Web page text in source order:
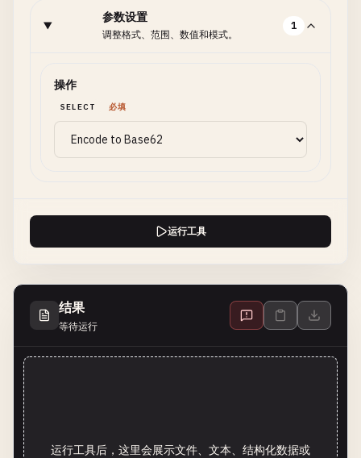
参数设置
调整格式、范围、数值和模式。
1
操作
SELECT 必填
运行工具
结果
等待运行
运行工具后，这里会展示文件、文本、结构化数据或